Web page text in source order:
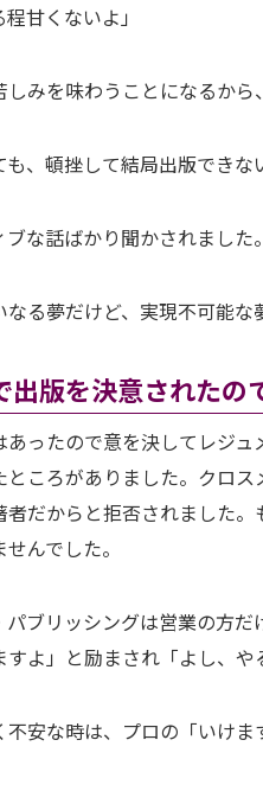
甘くないよ」
しみを味わうことになるか
も、頓挫して結局出版できな
な話ばかり聞かされました。
る夢だけど、実現不可能な
出版を決意されたの
あったので意を決してレジ
ところがありました。クロ
だからと拒否されました
んでした。
パブリッシングは営業の方
よ」と励まされ「よし、や
安な時は、プロの「いけ